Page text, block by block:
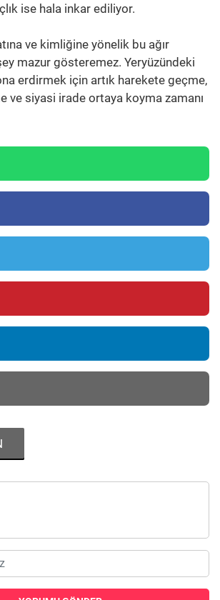
ise hala inkar ediliyor.
ve kimliğine yönelik bu ağır
mazur gösteremez. Yeryüzündeki
erdirmek için artık harekete geçme,
ve siyasi irade ortaya koyma zamanı